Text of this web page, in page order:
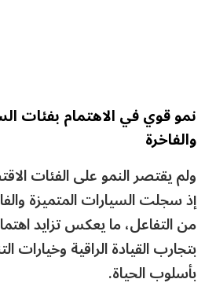
نمو قوي في الاهتمام بفئات
والفاخرة
ولم يقتصر النمو على الفئات
إذ سجلت السيارات المتميزة
من التفاعل، ما يعكس تزايد
بتجارب القيادة الراقية وخيارات
بأسلوب الحياة.